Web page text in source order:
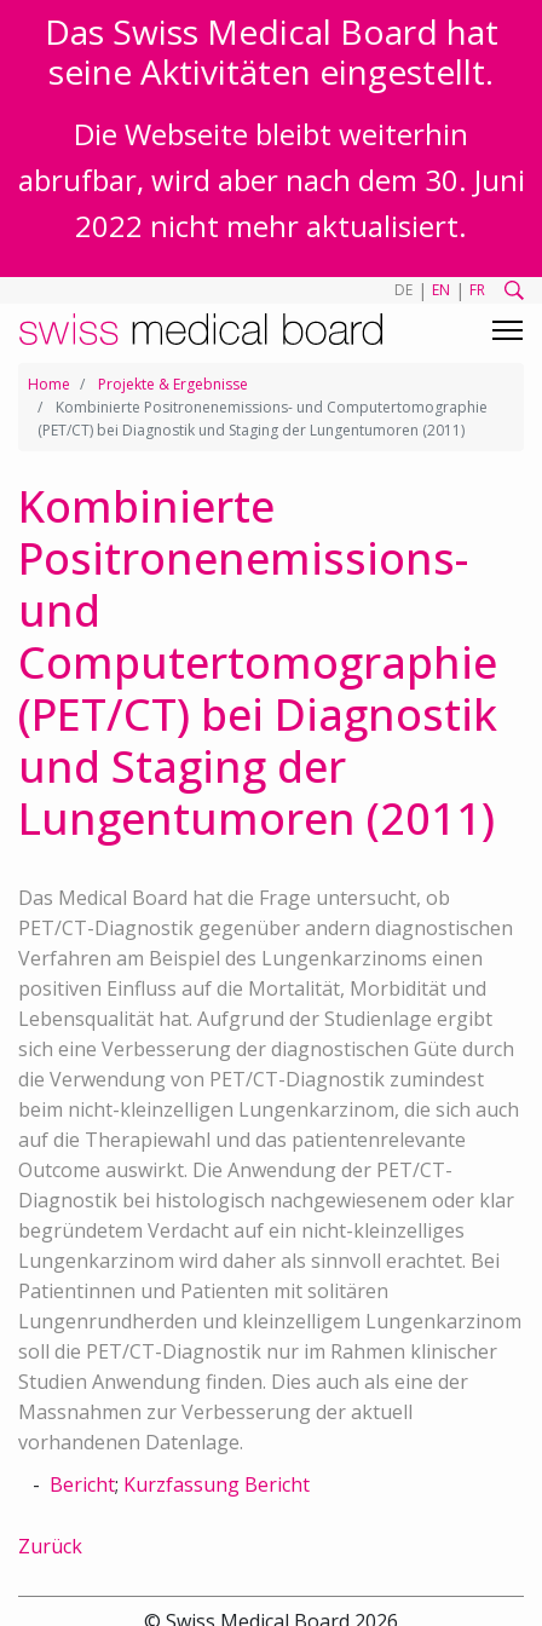
Das Swiss Medical Board hat
seine Aktivitäten eingestellt.
Die Webseite bleibt weiterhin
abrufbar, wird aber nach dem 30. Juni
2022 nicht mehr aktualisiert.
DE | EN | FR
Home
Projekte & Ergebnisse
Kombinierte Positronenemissions- und Computertomographie
(PET/CT) bei Diagnostik und Staging der Lungentumoren (2011)
Kombinierte
Positronenemissions-
und
Computertomographie
(PET/CT) bei Diagnostik
und Staging der
Lungentumoren (2011)
Das Medical Board hat die Frage untersucht, ob
PET/CT-Diagnostik gegenüber andern diagnostischen
Verfahren am Beispiel des Lungenkarzinoms einen
positiven Einfluss auf die Mortalität, Morbidität und
Lebensqualität hat. Aufgrund der Studienlage ergibt
sich eine Verbesserung der diagnostischen Güte durch
die Verwendung von PET/CT-Diagnostik zumindest
beim nicht-kleinzelligen Lungenkarzinom, die sich auch
auf die Therapiewahl und das patientenrelevante
Outcome auswirkt. Die Anwendung der PET/CT-
Diagnostik bei histologisch nachgewiesenem oder klar
begründetem Verdacht auf ein nicht-kleinzelliges
Lungenkarzinom wird daher als sinnvoll erachtet. Bei
Patientinnen und Patienten mit solitären
Lungenrundherden und kleinzelligem Lungenkarzinom
soll die PET/CT-Diagnostik nur im Rahmen klinischer
Studien Anwendung finden. Dies auch als eine der
Massnahmen zur Verbesserung der aktuell
vorhandenen Datenlage.
Bericht; Kurzfassung Bericht
Zurück